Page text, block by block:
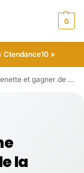
0
Ctendance10 »
gagner de la place ?
la